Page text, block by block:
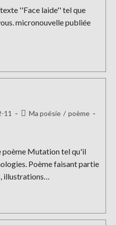
publication :
''Face laide'' tel que
micronouvelle publiée
11
PostMa poésie / poème
poème Mutation tel qu'il
Poème faisant partie
illustrations…